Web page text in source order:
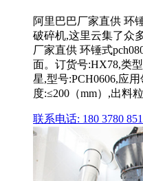
阿里巴巴厂家直供 环
破碎机,这里云集了众
厂家直供 环锤式
面。订货号:HX78,类
星,型号:PCH0606,应
度:≤200（mm）,出料
联系电话: 180 3780